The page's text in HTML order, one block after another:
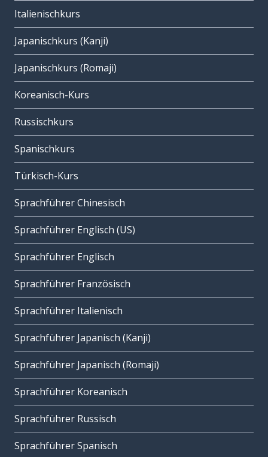
Italienischkurs
Japanischkurs (Kanji)
Japanischkurs (Romaji)
Koreanisch-Kurs
Russischkurs
Spanischkurs
Türkisch-Kurs
Sprachführer Chinesisch
Sprachführer Englisch (US)
Sprachführer Englisch
Sprachführer Französisch
Sprachführer Italienisch
Sprachführer Japanisch (Kanji)
Sprachführer Japanisch (Romaji)
Sprachführer Koreanisch
Sprachführer Russisch
Sprachführer Spanisch